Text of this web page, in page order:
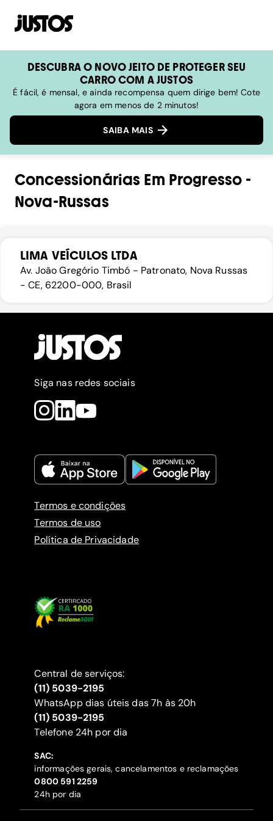
DESCUBRA O NOVO JEITO DE PROTEGER SEU
CARRO COM A JUSTOS
É fácil, é mensal, e ainda recompensa quem dirige bem! Cote
agora em menos de 2 minutos!
SAIBA MAIS
Concessionárias Em Progresso -
Nova-Russas
LIMA VEÍCULOS LTDA
Av. João Gregório Timbó - Patronato, Nova Russas
- CE, 62200-000, Brasil
Siga nas redes sociais
Termos e condições
Termos de uso
Política de Privacidade
Central de serviços:
(11) 5039-2195
WhatsApp dias úteis das 7h às 20h
(11) 5039-2195
‍Telefone 24h por dia
SAC:
informações gerais, cancelamentos e reclamações
‍0800 591 2259
24h por dia